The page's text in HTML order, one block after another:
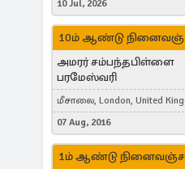
Kingdom
10 Jul, 2026
10ம் ஆண்டு
அமரர் சம்பந்தபிள்ளை
பரமேஸ்வரி
மீசாலை, London, United
07 Aug, 2016
1ம் ஆண்டு